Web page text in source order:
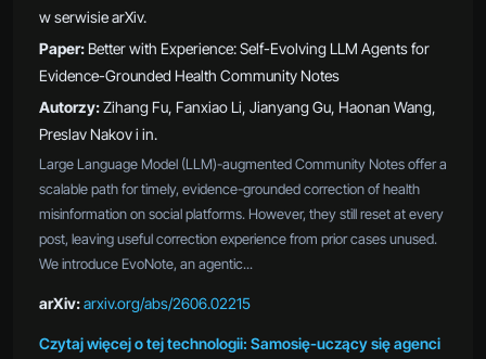
w serwisie arXiv.
Paper: Better with Experience: Self-Evolving LLM Agents for
Evidence-Grounded Health Community Notes
Autorzy:Zihang Fu, Fanxiao Li, Jianyang Gu, Haonan Wang,
Preslav Nakov i in.
Large Language Model (LLM)-augmented Community Notes offer a
scalable path for timely, evidence-grounded correction of health
misinformation on social platforms. However, they still reset at every
post, leaving useful correction experience from prior cases unused.
We introduce EvoNote, an agentic...
arXiv:arxiv.org/abs/2606.02215
Czytaj więcej o tej technologii: Samosię-uczący się agenci